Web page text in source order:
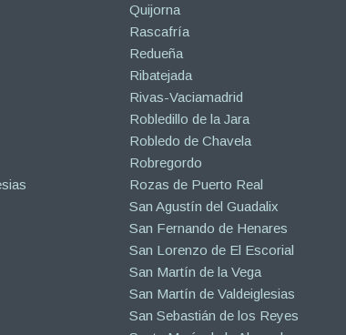
Quijorna
Rascafría
Redueña
Ribatejada
Rivas-Vaciamadrid
Robledillo de la Jara
Robledo de Chavela
Robregordo
Rozas de Puerto Real
San Agustín del Guadalix
San Fernando de Henares
San Lorenzo de El Escorial
San Martín de la Vega
San Martín de Valdeiglesias
San Sebastián de los Reyes